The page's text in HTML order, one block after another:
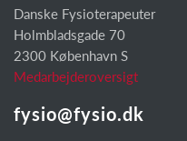
Danske Fysioterapeuter
Holmbladsgade 70
2300 København S
Medarbejderoversigt
fysio@fysio.dk